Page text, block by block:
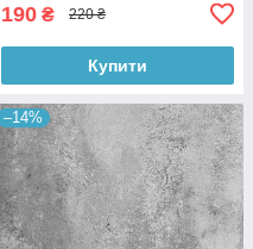
190 ₴ 220 ₴
Купити
–14%